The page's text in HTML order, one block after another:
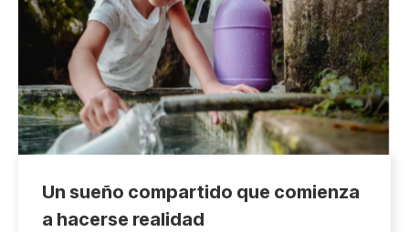
Un sueño compartido que comienza
a hacerse realidad